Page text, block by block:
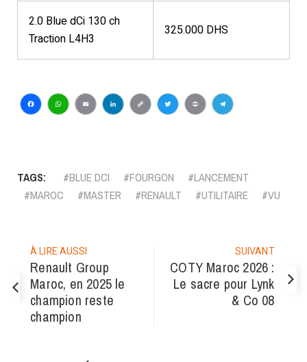
2.0 Blue dCi 130 ch
Traction L4H3
325.000 DHS
Facebook
WhatsApp
EmailLinkedIn
CopyTwitter
PrintTelegram
TAGS: BLUE DCI FOURGON
LANCEMENT
MAROC
MASTER RENAULT UTILITAIRE VU
À LIRE AUSSI
Renault Group
Maroc, en 2025 le
champion reste
champion
SUIVANT
COTY Maroc 2026 :
Le sacre pour Lynk
& Co 08